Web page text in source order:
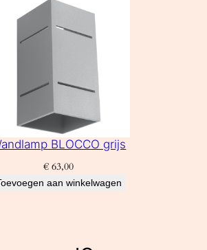
BLOCCO grijs
€ 63,00
aan winkelwagen